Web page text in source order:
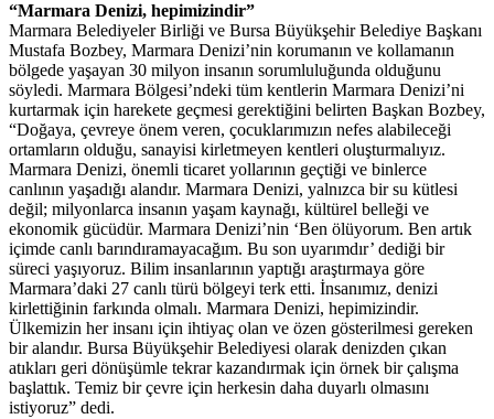
“Marmara Denizi, hepimizindir”
Marmara Belediyeler Birliği ve Bursa Büyükşehir Belediye Başkanı
Mustafa Bozbey, Marmara Denizi’nin korumanın ve kollamanın
bölgede yaşayan 30 milyon insanın sorumluluğunda olduğunu
söyledi. Marmara Bölgesi’ndeki tüm kentlerin Marmara Denizi’ni
kurtarmak için harekete geçmesi gerektiğini belirten Başkan Bozbey,
“Doğaya, çevreye önem veren, çocuklarımızın nefes alabileceği
ortamların olduğu, sanayisi kirletmeyen kentleri oluşturmalıyız.
Marmara Denizi, önemli ticaret yollarının geçtiği ve binlerce
canlının yaşadığı alandır. Marmara Denizi, yalnızca bir su kütlesi
değil; milyonlarca insanın yaşam kaynağı, kültürel belleği ve
ekonomik gücüdür. Marmara Denizi’nin ‘Ben ölüyorum. Ben artık
içimde canlı barındıramayacağım. Bu son uyarımdır’ dediği bir
süreci yaşıyoruz. Bilim insanlarının yaptığı araştırmaya göre
Marmara’daki 27 canlı türü bölgeyi terk etti. İnsanımız, denizi
kirlettiğinin farkında olmalı. Marmara Denizi, hepimizindir.
Ülkemizin her insanı için ihtiyaç olan ve özen gösterilmesi gereken
bir alandır. Bursa Büyükşehir Belediyesi olarak denizden çıkan
atıkları geri dönüşümle tekrar kazandırmak için örnek bir çalışma
başlattık. Temiz bir çevre için herkesin daha duyarlı olmasını
istiyoruz” dedi.